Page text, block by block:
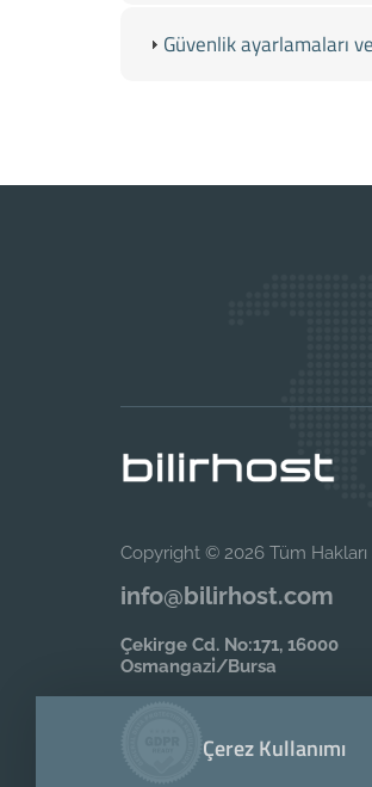
Güvenlik ayarlamaları
Copyright © 2026 Tüm Hakları
info@bilirhost.com
Çekirge Cd. No:171, 16000
Osmangazi̇/Bursa
Çerez Kullanımı